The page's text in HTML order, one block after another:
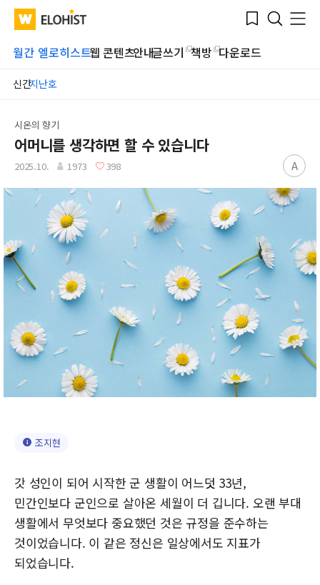
WATV Elohist-
Home
Bookmark
Search
Menu
월간 엘로히스트웹 콘텐츠안내글쓰기 책방 다운로드
신간지난호
Submit
시온의 향기
어머니를 생각하면 할 수 있습니다
2025.10. 1973 398 A
조지현
갓 성인이 되어 시작한 군 생활이 어느덧 33년,
민간인보다 군인으로 살아온 세월이 더 깁니다. 오랜 부대
생활에서 무엇보다 중요했던 것은 규정을 준수하는
것이었습니다. 이 같은 정신은 일상에서도 지표가
되었습니다.